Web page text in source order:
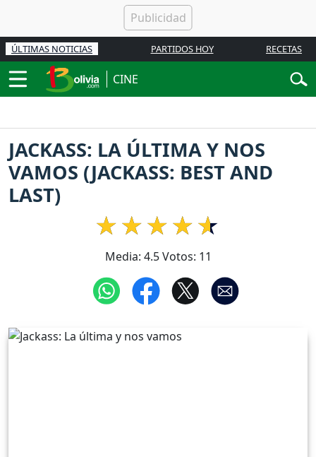
ÚLTIMAS NOTICIAS PARTIDOS HOY RECETAS
CINE
JACKASS: LA ÚLTIMA Y NOS
VAMOS (JACKASS: BEST AND
LAST)
Media: 4.5Votos: 11